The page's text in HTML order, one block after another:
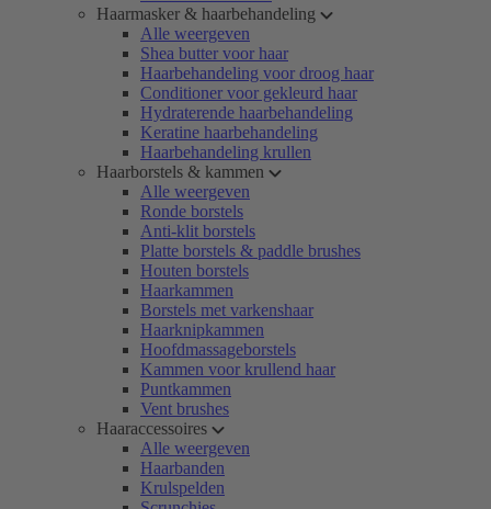
Haarmasker & haarbehandeling
Alle weergeven
Shea butter voor haar
Haarbehandeling voor droog haar
Conditioner voor gekleurd haar
Hydraterende haarbehandeling
Keratine haarbehandeling
Haarbehandeling krullen
Haarborstels & kammen
Alle weergeven
Ronde borstels
Anti-klit borstels
Platte borstels & paddle brushes
Houten borstels
Haarkammen
Borstels met varkenshaar
Haarknipkammen
Hoofdmassageborstels
Kammen voor krullend haar
Puntkammen
Vent brushes
Haaraccessoires
Alle weergeven
Haarbanden
Krulspelden